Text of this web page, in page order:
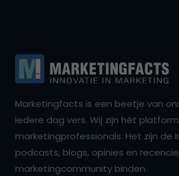
Marketingfacts is een beetje van
iedere dag vers. Wij zijn hét
marketingprofessionals. Het zijn de
podcasts, blogs, opinies en
marketingcommunity binden.